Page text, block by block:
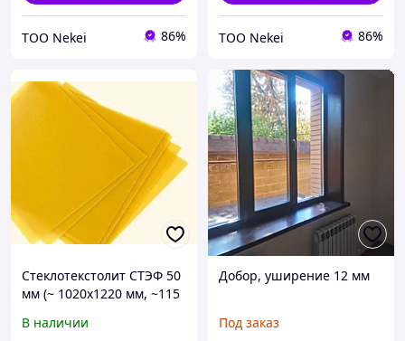
ТОО Nekei 86% ТОО Nekei 86%
Стеклотекстолит СТЭФ 50
мм (~ 1020х1220 мм, ~115
В наличии
Добор, уширение 12 мм
Под заказ